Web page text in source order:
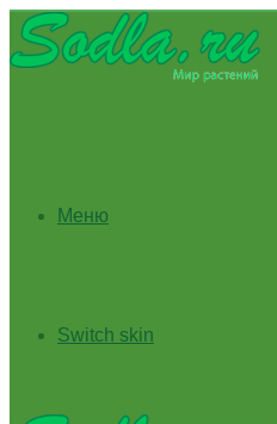
Меню
Switch skin